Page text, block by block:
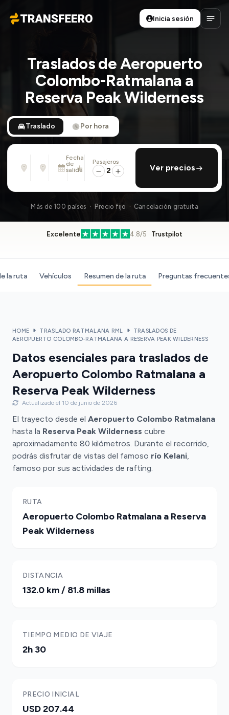
Transfeero
Inicia sesión
Abrir
Traslados de Aeropuerto
Colombo-Ratmalana a
Reserva Peak Wilderness
Traslado Por hora
Desde
Dirección, aeropuerto, hotel, ...
Hasta
Dirección, aeropuerto, hotel, ...
Fecha
de
salida
Mar., 11 Ago. · 13:45
añadir regreso
Pasajeros
2 Ver precios
Más de 100 países · Precio fijo · Cancelación gratuita
Excelente 4.8/5 · Trustpilot
la ruta Vehículos Resumen de la ruta Preguntas
HOME TRASLADO RATMALANA RML
TRASLADOS DE
AEROPUERTO COLOMBO-RATMALANA A RESERVA PEAK WILDERNESS
Datos esenciales para traslados de
Aeropuerto Colombo Ratmalana a
Reserva Peak Wilderness
Actualizado el 10 de junio de 2026
El trayecto desde el Aeropuerto Colombo Ratmalana
hasta la Reserva Peak Wilderness cubre
aproximadamente 80 kilómetros. Durante el recorrido,
podrás disfrutar de vistas del famoso río Kelani,
famoso por sus actividades de rafting.
RUTA
Aeropuerto Colombo Ratmalana a Reserva
Peak Wilderness
DISTANCIA
132.0 km / 81.8 millas
TIEMPO MEDIO DE VIAJE
2h 30
PRECIO INICIAL
USD 207.44